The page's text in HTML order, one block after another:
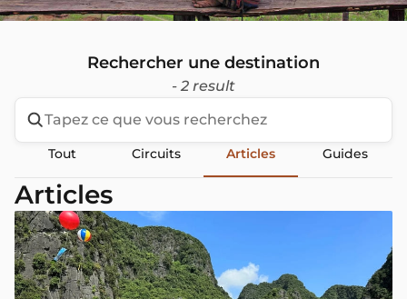
Rechercher une destination
- 2 result
Tout Circuits Articles Guides
Articles